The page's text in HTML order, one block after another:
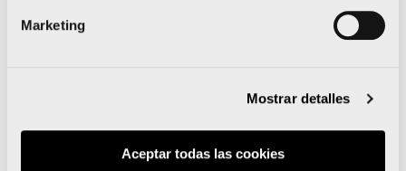
Marketing
Mostrar detalles
Aceptar todas las cookies
SuperHalfs, que reúne a las mejores pruebas
este año, cuando Valencia Ciudad del Running
acoge la 30ª edición del mejor medio maratón
de España el próximo 25 de octubre.